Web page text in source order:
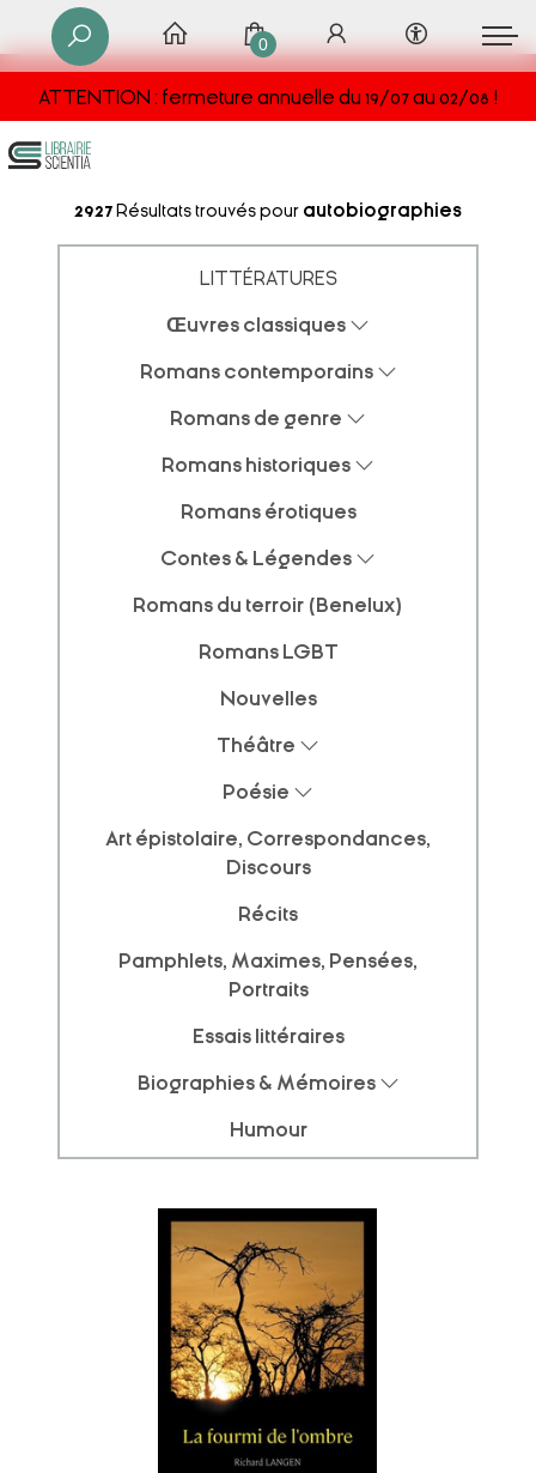
ATTENTION : fermeture annuelle du 19/07 au 02/08 !
0
2927 Résultats trouvés pour autobiographies
LITTÉRATURES
Œuvres classiques
Romans contemporains
Romans de genre
Romans historiques
Romans érotiques
Contes & Légendes
Romans du terroir (Benelux)
Romans LGBT
Nouvelles
Théâtre
Poésie
Art épistolaire, Correspondances,
Discours
Récits
Pamphlets, Maximes, Pensées,
Portraits
Essais littéraires
Biographies & Mémoires
Humour